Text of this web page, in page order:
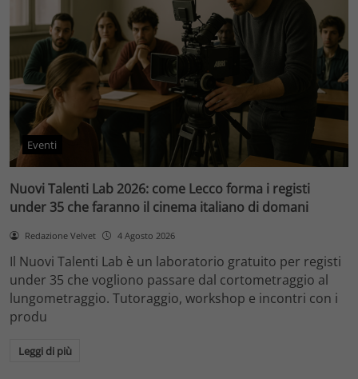
Eventi
Nuovi Talenti Lab 2026: come Lecco forma i registi
under 35 che faranno il cinema italiano di domani
Redazione Velvet 4 Agosto 2026
Il Nuovi Talenti Lab è un laboratorio gratuito per registi
under 35 che vogliono passare dal cortometraggio al
lungometraggio. Tutoraggio, workshop e incontri con i
produ
Leggi di più